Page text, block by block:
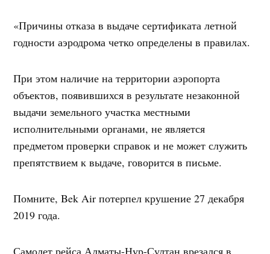
«Причины отказа в выдаче сертификата летной
годности аэродрома четко определены в правилах.
При этом наличие на территории аэропорта
объектов, появившихся в результате незаконной
выдачи земельного участка местными
исполнительными органами, не является
предметом проверки справок и не может служить
препятствием к выдаче, говорится в письме.
Помните, Bek Air потерпел крушение 27 декабря
2019 года.
Самолет рейса Алматы-Нур-Султан врезался в